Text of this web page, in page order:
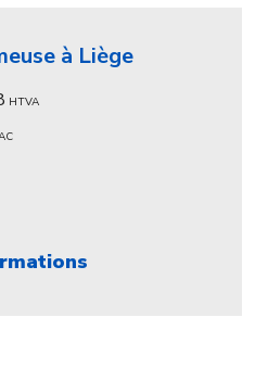
à Liège
HTVA